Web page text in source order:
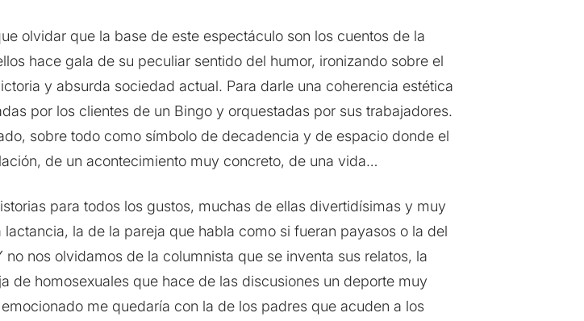
olvidar que la base de este espectáculo son los cuentos de la
hace gala de su peculiar sentido del humor, ironizando sobre el
y absurda sociedad actual. Para darle una coherencia estética
por los clientes de un Bingo y orquestadas por sus trabajadores.
sobre todo como símbolo de decadencia y de espacio donde el
de un acontecimiento muy concreto, de una vida…
para todos los gustos, muchas de ellas divertidísimas y muy
la de la pareja que habla como si fueran payasos o la del
nos olvidamos de la columnista que se inventa sus relatos, la
de homosexuales que hace de las discusiones un deporte muy
me quedaría con la de los padres que acuden a los